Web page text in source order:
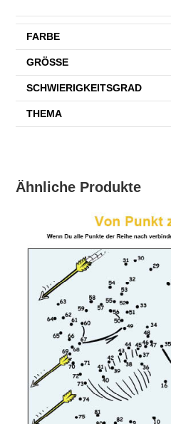
FARBE
GRÖSSE
SCHWIERIGKEITSGRAD
THEMA
Ähnliche Produkte